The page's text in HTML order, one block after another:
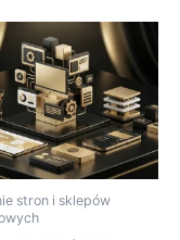
stron i sklepów